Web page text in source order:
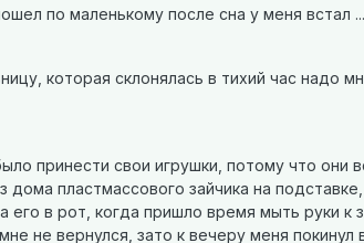
по маленькому после сна у меня
которая склонялась в тихий час надо
принести свои игрушки, потому что они
дома пластмассового зайчика на
его в рот, когда пришло время мыть руки к
не вернулся, зато к вечеру меня